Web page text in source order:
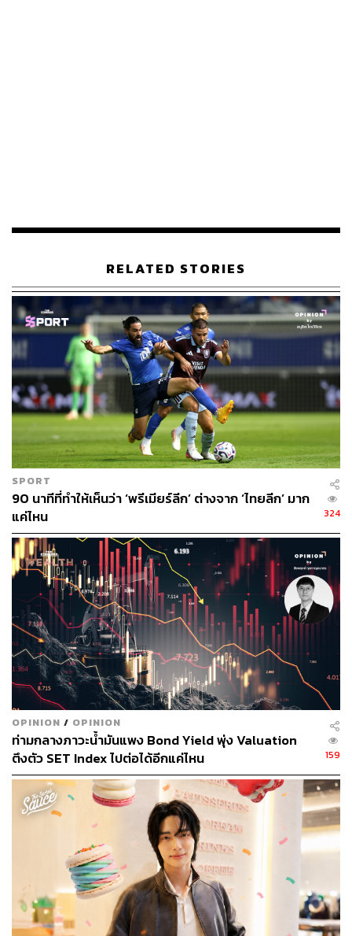
สไตล์ที่เรียบง่ายแต่ใส่ใจรายละเอียด และเชื่อในคุณค่าของ
แต่ก็ยังมีความละเอียดอ่อน ความอ่อนโยน และความเข้าใจ
การใช้ชีวิตในเมือง แบรนด์เรียกพวกเธอว่า ‘ผู้หญิง AIMER’
และในตลาดแฟชั่นที่เปลี่ยนแปลงตลอดเวลา AIMER ยังคง
รักษาแกนกลางของแบรนด์ไว้เสมอ ไม่เบนเข็มไปทางแมส
หรือหรูหรา เพราะเชื่อว่า “ถ้าเราทำสิ่งที่เรายืนหยัดได้ดีพอ
คนจะเข้ามาหาเราเอง”
นั่นทำให้ AIMER เจอกลุ่มลูกค้าที่ใช่ และค่อยๆ สร้างความ
สัมพันธ์ในแบบที่แบรนด์ไม่ต้องวิ่งไล่ตามกระแส
🟡 Slow Fashion เชื่องช้า แต่ยืนยาว
AIMER เชื่อใน ‘Seasonless Essential’ เสื้อผ้าที่ควรอยู่ในตู้
เสื้อผ้าทุกคน และยังหยิบมาใส่ได้แม้จะผ่านกาลเวลา เสื้อยืด
โอเวอร์ไซส์ กางเกงยีนส์ทรงบอย หรือสูทน้ำหนักเบา ล้วนถูก
ออกแบบมาให้ตอบโจทย์ทั้งฟังก์ชันและสไตล์
แบรนด์ยังเลือกเดินสาย Slow Fashion ด้วยการปล่อยของ
ใหม่ทุกเดือนครึ่ง ไม่หวือหวาแต่ต่อเนื่อง พร้อมให้ลูกค้า
แมตช์กับสิ่งที่มีอยู่แล้วได้ทันที ที่สำคัญคืออยากให้สไตล์ของ
สินค้านั้นไม่ตกยุคในระยะ 6 – 12 เดือนเป็นอย่างน้อย
ซึ่งตอบโจทย์กลุ่มผู้หญิง AIMER ที่ไม่เน้นการไล่ตามแฟชั่น
และให้ความสำคัญกับการใส่ใจในรายละเอียดของสินค้า
คุณภาพ และความใส่สบายมากกว่า
🟡 4 สิ่งที่ควรคิดให้ชัด ถ้าอยากลงสนามแฟชั่น
คุณบั๊บสรุปเคล็ดลับการเริ่มต้นแบรนด์แฟชั่นไว้สั้นๆ ว่า:
🔸 1. ต้องมีภาพแบรนด์ที่ชัดเจน และแตกต่าง
🔸 2. ต้องรู้ว่าผลิตภัณฑ์ของเราจะ ‘ให้อะไร’ กับลูกค้า
RELATED STORIES
SPORT
90 นาทีที่ทำให้เห็นว่า ‘พรีเมียร์ลีก’ ต่างจาก ‘ไทยลีก’ มาก
แค่ไหน
324
OPINION / OPINION
ท่ามกลางภาวะน้ำมันแพง Bond Yield พุ่ง Valuation
ตึงตัว SET Index ไปต่อได้อีกแค่ไหน
159